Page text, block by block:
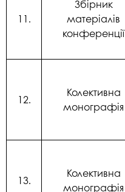
11.
Збірник
матеріалів
конференції
12.
Колективна
монографія
13.
Колективна
монографія